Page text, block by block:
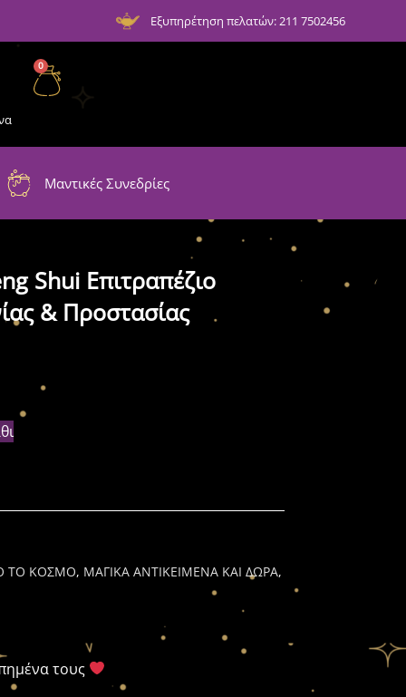
Εξυπηρέτηση πελατών: 211 7502456
0
Μαντικές Συνεδρίες
Shui Επιτραπέζιο
& Προστασίας
ΤΟ ΚΟΣΜΟ, ΜΑΓΙΚΑ ΑΝΤΙΚΕΙΜΕΝΑ ΚΑΙ ΔΩΡΑ,
τους